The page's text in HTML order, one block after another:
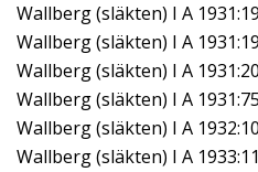
Wallberg (släkten) I A
Wallberg (släkten) I A
Wallberg (släkten) I A
Wallberg (släkten) I A 1931:75
Wallberg (släkten) I A
Wallberg (släkten) I A 1933:11